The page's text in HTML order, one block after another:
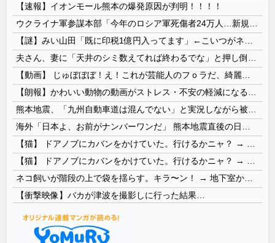
【速報】イオンモール熊本の爆発原因が判明！！！！
【衝撃映像】バカが津波を撮影しに行った結果…